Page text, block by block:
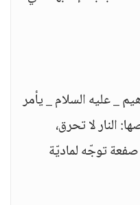
_ عليه السلام _ يأمر
النار لا تحرق،
صفعة توجّه لماديّة